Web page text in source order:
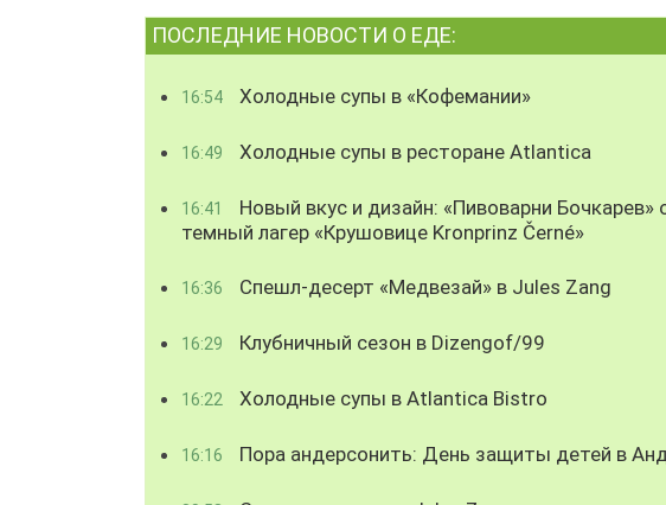
ПОСЛЕДНИЕ НОВОСТИ О ЕДЕ:
16:54 Холодные супы в «Кофемании»
16:49 Холодные супы в ресторане Atlantica
16:41
Новый вкус и дизайн: «Пивоварни Бочкарев»
темный лагер «Крушовице Kronprinz Černé»
16:36 Спешл-десерт «Медвезай» в Jules Zang
16:29 Клубничный сезон в Dizengof/99
16:22 Холодные супы в Atlantica Bistro
16:16 Пора андерсонить: День защиты детей в